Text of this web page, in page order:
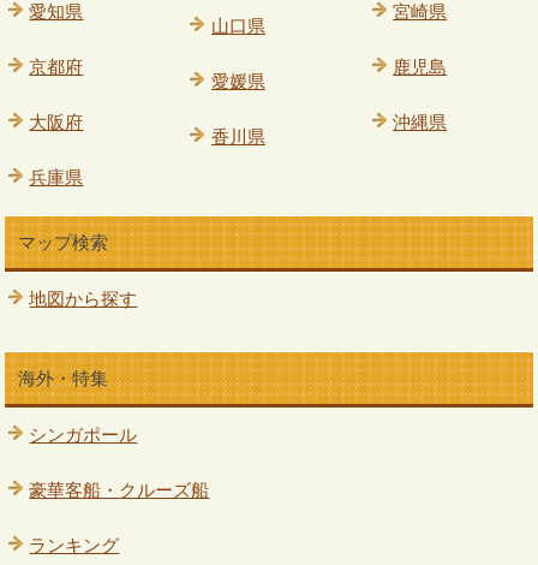
愛知県
京都府
大阪府
兵庫県
山口県
愛媛県
香川県
宮崎県
鹿児島
沖縄県
マップ検索
地図から探す
海外・特集
シンガポール
豪華客船・クルーズ船
ランキング